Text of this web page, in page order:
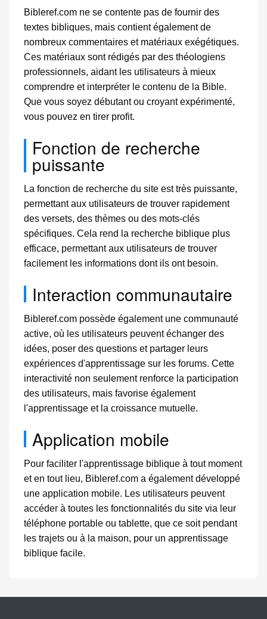
Bibleref.com ne se contente pas de fournir des
textes bibliques, mais contient également de
nombreux commentaires et matériaux exégétiques.
Ces matériaux sont rédigés par des théologiens
professionnels, aidant les utilisateurs à mieux
comprendre et interpréter le contenu de la Bible.
Que vous soyez débutant ou croyant expérimenté,
vous pouvez en tirer profit.
Fonction de recherche
puissante
La fonction de recherche du site est très puissante,
permettant aux utilisateurs de trouver rapidement
des versets, des thèmes ou des mots-clés
spécifiques. Cela rend la recherche biblique plus
efficace, permettant aux utilisateurs de trouver
facilement les informations dont ils ont besoin.
Interaction communautaire
Bibleref.com possède également une communauté
active, où les utilisateurs peuvent échanger des
idées, poser des questions et partager leurs
expériences d'apprentissage sur les forums. Cette
interactivité non seulement renforce la participation
des utilisateurs, mais favorise également
l'apprentissage et la croissance mutuelle.
Application mobile
Pour faciliter l'apprentissage biblique à tout moment
et en tout lieu, Bibleref.com a également développé
une application mobile. Les utilisateurs peuvent
accéder à toutes les fonctionnalités du site via leur
téléphone portable ou tablette, que ce soit pendant
les trajets ou à la maison, pour un apprentissage
biblique facile.